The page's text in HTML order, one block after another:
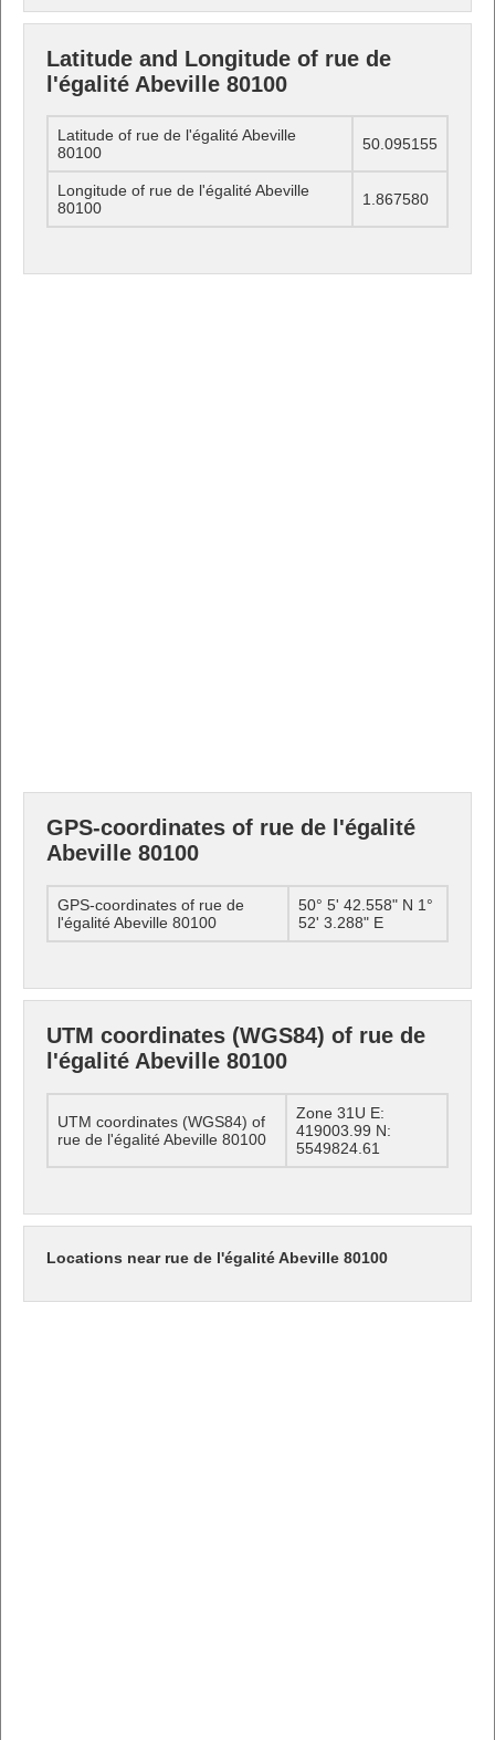
Latitude and Longitude of rue de
l'égalité Abeville 80100
Latitude of rue de l'égalité Abeville
80100
50.095155
Longitude of rue de l'égalité Abeville
80100
1.867580
GPS-coordinates of rue de l'égalité
Abeville 80100
GPS-coordinates of rue de
l'égalité Abeville 80100
50° 5' 42.558" N 1°
52' 3.288" E
UTM coordinates (WGS84) of rue de
l'égalité Abeville 80100
UTM coordinates (WGS84) of
rue de l'égalité Abeville 80100
Zone 31U E:
419003.99 N:
5549824.61
Locations near rue de l'égalité Abeville 80100